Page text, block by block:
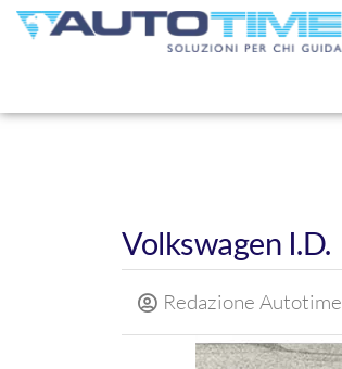
Volkswagen I.D.
Redazione Autotime